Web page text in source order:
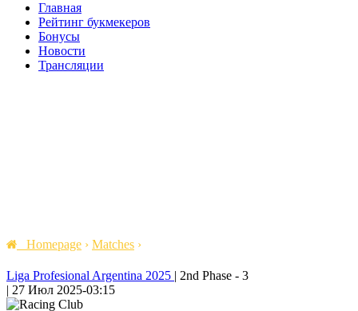
Главная
Рейтинг букмекеров
Бонусы
Новости
Трансляции
Homepage › Matches ›
Liga Profesional Argentina 2025 | 2nd Phase - 3
| 27 Июл 2025-03:15